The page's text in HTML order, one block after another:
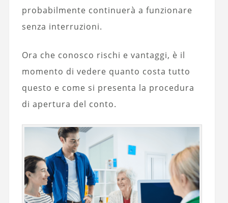
probabilmente continuerà a funzionare
senza interruzioni.
Ora che conosco rischi e vantaggi, è il
momento di vedere quanto costa tutto
questo e come si presenta la procedura
di apertura del conto.